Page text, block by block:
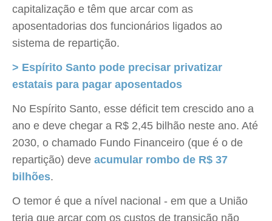
capitalização e têm que arcar com as
aposentadorias dos funcionários ligados ao
sistema de repartição.
> Espírito Santo pode precisar privatizar
estatais para pagar aposentados
No Espírito Santo, esse déficit tem crescido ano a
ano e deve chegar a R$ 2,45 bilhão neste ano. Até
2030, o chamado Fundo Financeiro (que é o de
repartição) deve acumular rombo de R$ 37
bilhões.
O temor é que a nível nacional - em que a União
teria que arcar com os custos de transição não